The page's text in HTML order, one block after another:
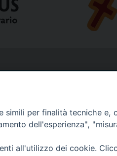
simili per finalità tecniche
dell'esperienza",
all'utilizzo dei cookie.